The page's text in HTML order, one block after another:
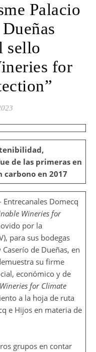
Palacio
sello
for
de las primeras en
carbono en 2017
Entrecanales Domecq
Wineries for
por la
para sus bodegas
de Dueñas, en
su firme
económico y de
for Climate
a la hoja de ruta
e Hijos en materia de
grupos en contar